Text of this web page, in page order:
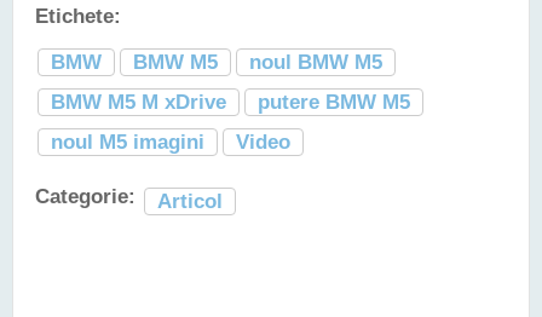
Etichete:
BMW
BMW M5
noul BMW M5
BMW M5 M xDrive
putere BMW M5
noul M5 imagini
Video
Categorie: Articol